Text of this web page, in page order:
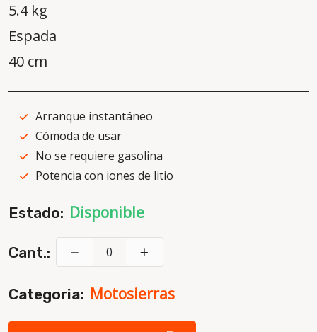
5.4 kg
Espada
40 cm
Arranque instantáneo
Cómoda de usar
No se requiere gasolina
Potencia con iones de litio
Estado: Disponible
Cant.:
Categoria: Motosierras